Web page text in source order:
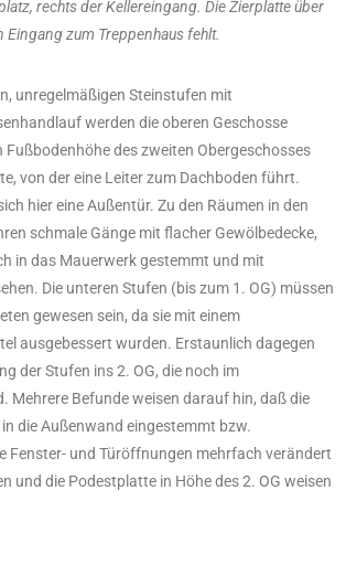
rechts der Kellereingang. Die Zierplatte über
Eingang zum Treppenhaus fehlt.
unregelmäßigen Steinstufen mit
werden die oberen Geschosse
Fußbodenhöhe des zweiten Obergeschosses
von der eine Leiter zum Dachboden führt.
hier eine Außentür. Zu den Räumen in den
schmale Gänge mit flacher Gewölbedecke,
in das Mauerwerk gestemmt und mit
Die unteren Stufen (bis zum 1. OG) müssen
gewesen sein, da sie mit einem
ausgebessert wurden. Erstaunlich dagegen
der Stufen ins 2. OG, die noch im
Mehrere Befunde weisen darauf hin, daß die
die Außenwand eingestemmt bzw.
Fenster- und Türöffnungen mehrfach verändert
und die Podestplatte in Höhe des 2. OG weisen